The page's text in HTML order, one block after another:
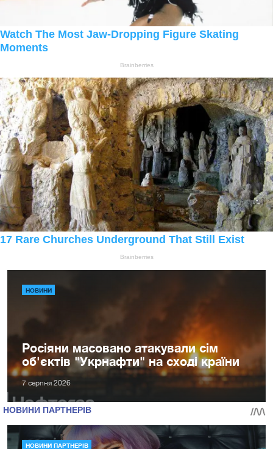
НОВИНИ
Росіяни масовано атакували сім
об'єктів "Укрнафти" на сході країни
7 серпня 2026